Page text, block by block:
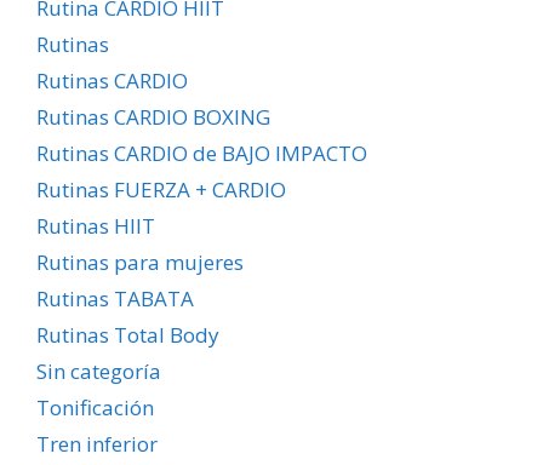
Rutina CARDIO HIIT
Rutinas
Rutinas CARDIO
Rutinas CARDIO BOXING
Rutinas CARDIO de BAJO IMPACTO
Rutinas FUERZA + CARDIO
Rutinas HIIT
Rutinas para mujeres
Rutinas TABATA
Rutinas Total Body
Sin categoría
Tonificación
Tren inferior